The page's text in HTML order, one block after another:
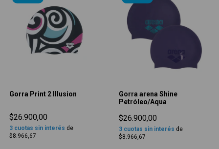
Gorra Print 2 Illusion
$26.900,00
3 cuotas sin interés de
$8.966,67
Gorra arena Shine
Petróleo/Aqua
$26.900,00
3 cuotas sin interés de
$8.966,67